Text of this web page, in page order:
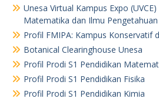
Unesa Virtual Kampus Expo
Matematika dan Ilmu
Profil FMIPA: Kampus Konservatif
Botanical Clearinghouse Unesa
Profil Prodi S1 Pendidikan
Profil Prodi S1 Pendidikan Fisika
Profil Prodi S1 Pendidikan Kimia